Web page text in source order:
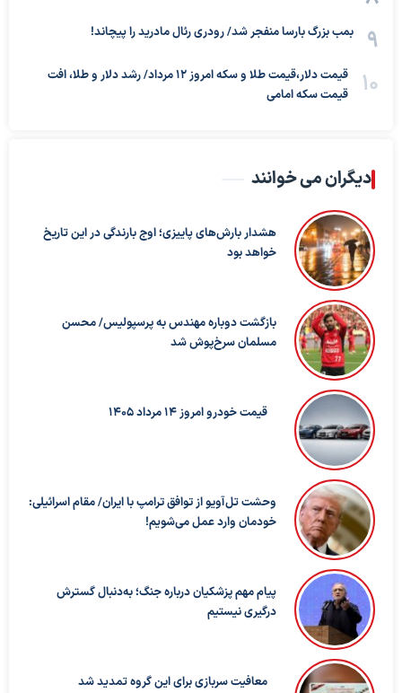
بمب بزرگ بارسا منفجر شد/ رودری رئال مادرید را پیچاند!
قیمت دلار،قیمت طلا و سکه امروز ۱۲ مرداد/ رشد دلار و طلا، افت
قیمت سکه امامی
دیگران می خوانند
هشدار بارش‌های پاییزی؛ اوج بارندگی در این تاریخ
خواهد بود
بازگشت دوباره مهندس به پرسپولیس/ محسن
مسلمان سرخ‌پوش شد
قیمت خودرو امروز 14 مرداد 1405
وحشت تل‌آویو از توافق ترامپ با ایران/ مقام اسرائیلی:
خودمان وارد عمل می‌شویم!
پیام مهم پزشکیان درباره جنگ؛ به‌دنبال گسترش
درگیری نیستیم
معافیت سربازی برای این گروه تمدید شد